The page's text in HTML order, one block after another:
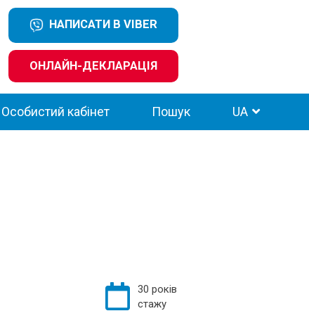
НАПИСАТИ В VIBER
ОНЛАЙН-ДЕКЛАРАЦІЯ
Особистий кабінет Пошук UA
30 років
стажу